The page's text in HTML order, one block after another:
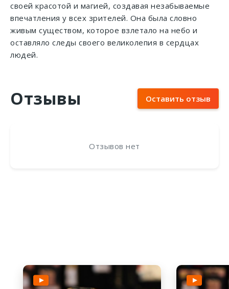
своей красотой и магией, создавая незабываемые
впечатления у всех зрителей. Она была словно
живым существом, которое взлетало на небо и
оставляло следы своего великолепия в сердцах
людей.
Отзывы Оставить отзыв
Отзывов нет